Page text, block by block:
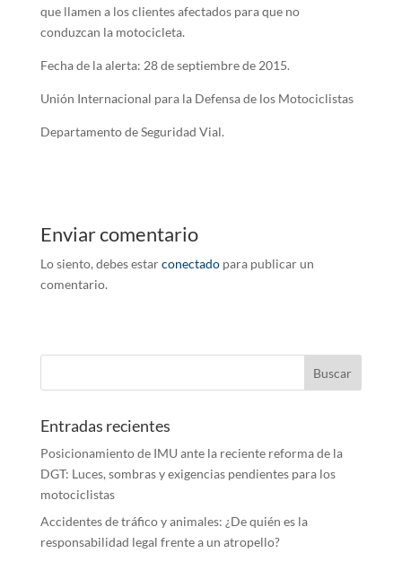
que llamen a los clientes afectados para que no
conduzcan la motocicleta.
Fecha de la alerta: 28 de septiembre de 2015.
Unión Internacional para la Defensa de los Motociclistas
Departamento de Seguridad Vial.
Enviar comentario
Lo siento, debes estarconectadopara publicar un
comentario.
Entradas recientes
Posicionamiento de IMU ante la reciente reforma de la
DGT: Luces, sombras y exigencias pendientes para los
motociclistas
Accidentes de tráfico y animales: ¿De quién es la
responsabilidad legal frente a un atropello?